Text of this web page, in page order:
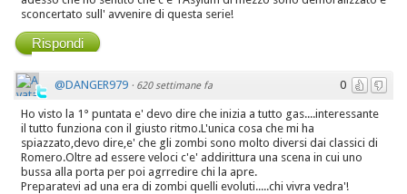
sconcertato sull' avvenire di questa serie!
Rispondi
0
@DANGER979 · 620 settimane fa
Ho visto la 1° puntata e' devo dire che inizia a tutto gas....interessante
il tutto funziona con il giusto ritmo.L'unica cosa che mi ha
spiazzato,devo dire,e' che gli zombi sono molto diversi dai classici di
Romero.Oltre ad essere veloci c'e' addirittura una scena in cui uno
bussa alla porta per poi agrredire chi la apre.
Preparatevi ad una era di zombi quelli evoluti.....chi vivra vedra'!